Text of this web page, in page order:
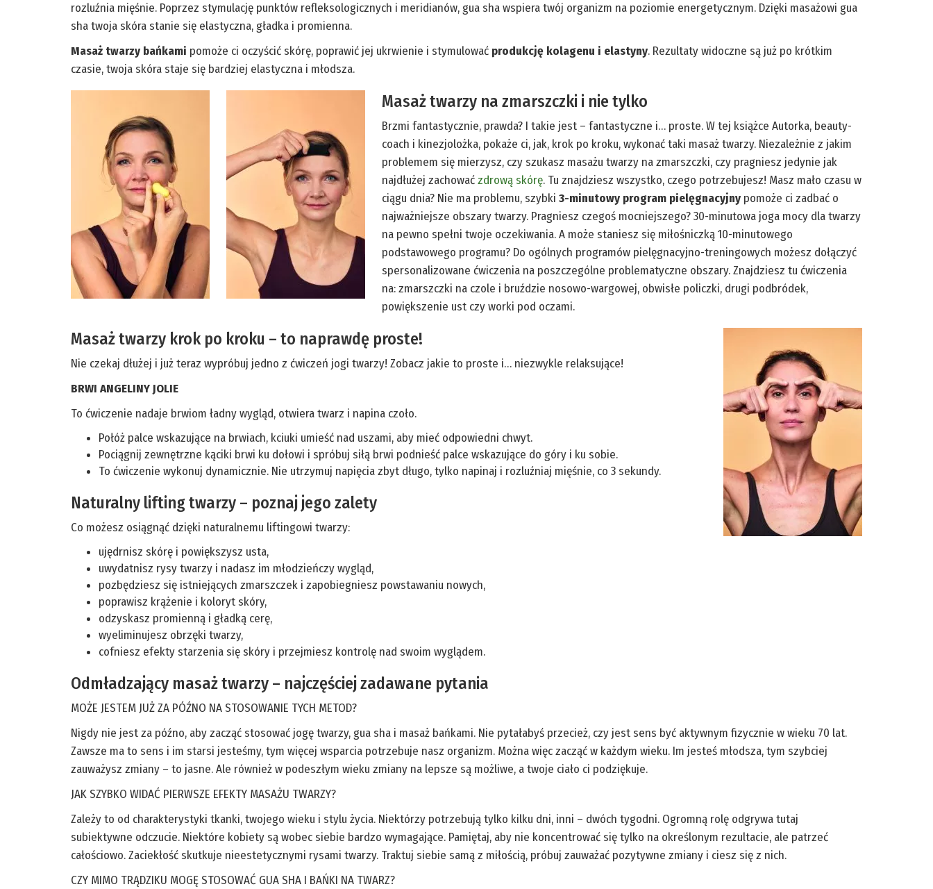
rozluźnia mięśnie. Poprzez stymulację punktów refleksologicznych i meridianów, gua sha wspiera twój organizm na poziomie energetycznym. Dzięki masażowi gua
sha twoja skóra stanie się elastyczna, gładka i promienna.
Masaż twarzy bańkami pomoże ci oczyścić skórę, poprawić jej ukrwienie i stymulować produkcję kolagenu i elastyny. Rezultaty widoczne są już po krótkim
czasie, twoja skóra staje się bardziej elastyczna i młodsza.
Masaż twarzy na zmarszczki i nie tylko
Brzmi fantastycznie, prawda? I takie jest – fantastyczne i… proste. W tej książce Autorka, beauty-
coach i kinezjolożka, pokaże ci, jak, krok po kroku, wykonać taki masaż twarzy. Niezależnie z jakim
problemem się mierzysz, czy szukasz masażu twarzy na zmarszczki, czy pragniesz jedynie jak
najdłużej zachowaćzdrową skórę. Tu znajdziesz wszystko, czego potrzebujesz! Masz mało czasu w
ciągu dnia? Nie ma problemu, szybki 3-minutowy program pielęgnacyjny pomoże ci zadbać o
najważniejsze obszary twarzy. Pragniesz czegoś mocniejszego? 30-minutowa joga mocy dla twarzy
na pewno spełni twoje oczekiwania. A może staniesz się miłośniczką 10-minutowego
podstawowego programu? Do ogólnych programów pielęgnacyjno-treningowych możesz dołączyć
spersonalizowane ćwiczenia na poszczególne problematyczne obszary. Znajdziesz tu ćwiczenia
na: zmarszczki na czole i bruździe nosowo-wargowej, obwisłe policzki, drugi podbródek,
powiększenie ust czy worki pod oczami.
Masaż twarzy krok po kroku – to naprawdę proste!
Nie czekaj dłużej i już teraz wypróbuj jedno z ćwiczeń jogi twarzy! Zobacz jakie to proste i… niezwykle relaksujące!
BRWI ANGELINY JOLIE
To ćwiczenie nadaje brwiom ładny wygląd, otwiera twarz i napina czoło.
Połóż palce wskazujące na brwiach, kciuki umieść nad uszami, aby mieć odpowiedni chwyt.
Pociągnij zewnętrzne kąciki brwi ku dołowi i spróbuj siłą brwi podnieść palce wskazujące do góry i ku sobie.
To ćwiczenie wykonuj dynamicznie. Nie utrzymuj napięcia zbyt długo, tylko napinaj i rozluźniaj mięśnie, co 3 sekundy.
Naturalny lifting twarzy – poznaj jego zalety
Co możesz osiągnąć dzięki naturalnemu liftingowi twarzy:
ujędrnisz skórę i powiększysz usta,
uwydatnisz rysy twarzy i nadasz im młodzieńczy wygląd,
pozbędziesz się istniejących zmarszczek i zapobiegniesz powstawaniu nowych,
poprawisz krążenie i koloryt skóry,
odzyskasz promienną i gładką cerę,
wyeliminujesz obrzęki twarzy,
cofniesz efekty starzenia się skóry i przejmiesz kontrolę nad swoim wyglądem.
Odmładzający masaż twarzy – najczęściej zadawane pytania
MOŻE JESTEM JUŻ ZA PÓŹNO NA STOSOWANIE TYCH METOD?
Nigdy nie jest za późno, aby zacząć stosować jogę twarzy, gua sha i masaż bańkami. Nie pytałabyś przecież, czy jest sens być aktywnym fizycznie w wieku 70 lat.
Zawsze ma to sens i im starsi jesteśmy, tym więcej wsparcia potrzebuje nasz organizm. Można więc zacząć w każdym wieku. Im jesteś młodsza, tym szybciej
zauważysz zmiany – to jasne. Ale również w podeszłym wieku zmiany na lepsze są możliwe, a twoje ciało ci podziękuje.
JAK SZYBKO WIDAĆ PIERWSZE EFEKTY MASAŻU TWARZY?
Zależy to od charakterystyki tkanki, twojego wieku i stylu życia. Niektórzy potrzebują tylko kilku dni, inni – dwóch tygodni. Ogromną rolę odgrywa tutaj
subiektywne odczucie. Niektóre kobiety są wobec siebie bardzo wymagające. Pamiętaj, aby nie koncentrować się tylko na określonym rezultacie, ale patrzeć
całościowo. Zaciekłość skutkuje nieestetycznymi rysami twarzy. Traktuj siebie samą z miłością, próbuj zauważać pozytywne zmiany i ciesz się z nich.
CZY MIMO TRĄDZIKU MOGĘ STOSOWAĆ GUA SHA I BAŃKI NA TWARZ?